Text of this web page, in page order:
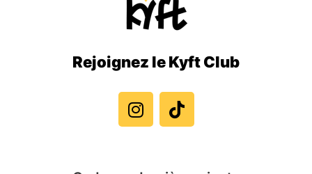
Rejoignez le Kyft Club
n
s
t
i
k
t